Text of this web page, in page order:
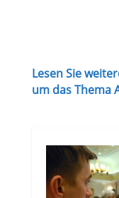
Lesen Sie
um das Thema